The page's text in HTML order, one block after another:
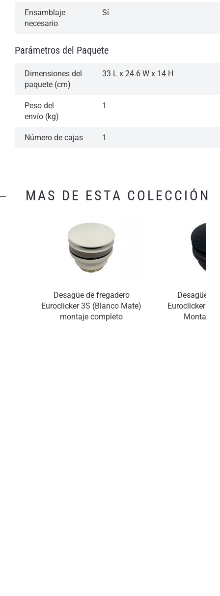
Ensamblaje
necesario
Sí
Parámetros del Paquete
Dimensiones del
paquete (cm)
33 L x 24.6 W x 14 H
Peso del
envío (kg)
1
Número de cajas 1
MAS DE ESTA COLECCIÓN
Desagüe de fregadero
Euroclicker 3S (Blanco Mate)
montaje completo
Desagüe
Euroclicker 3S
Montaje